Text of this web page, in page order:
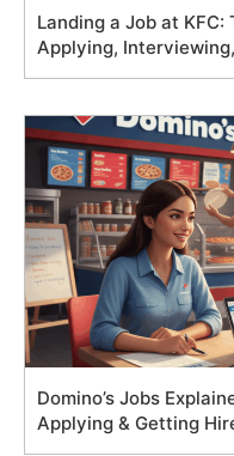
Landing a Job at
Applying,
Domino’s Jobs
Applying & Getting